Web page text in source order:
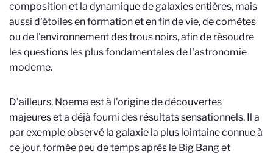
composition et la dynamique de galaxies entières, mais
aussi d'étoiles en formation et en fin de vie, de comètes
ou de l'environnement des trous noirs, afin de résoudre
les questions les plus fondamentales de l'astronomie
moderne.
D’ailleurs, Noema est à l’origine de découvertes
majeures et a déjà fourni des résultats sensationnels. Il a
par exemple observé la galaxie la plus lointaine connue à
ce jour, formée peu de temps après le Big Bang et